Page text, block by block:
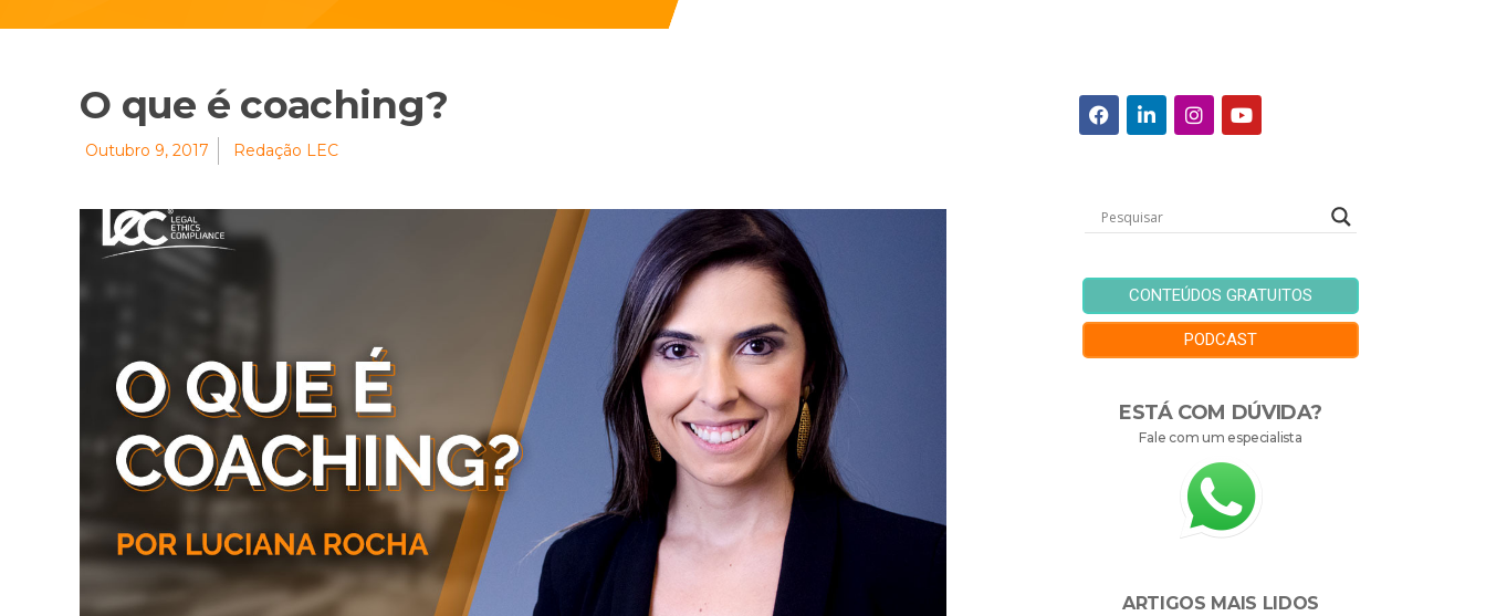
O que é coaching?
Outubro 9, 2017 Redação LEC
CONTEÚDOS GRATUITOS
PODCAST
ESTÁ COM DÚVIDA?
Fale com um especialista
ARTIGOS MAIS LIDOS